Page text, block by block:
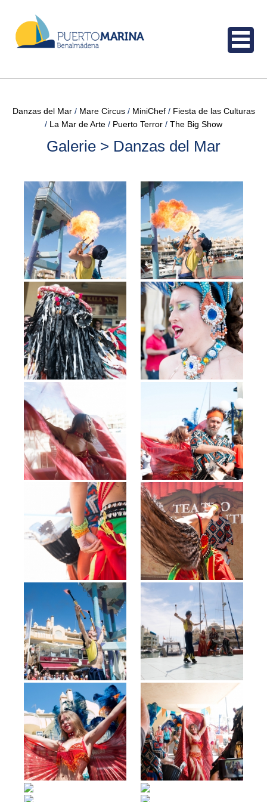
Danzas del Mar Mare Circus MiniChef
Fiesta de las Culturas
La Mar de Arte
Puerto Terror The Big Show
Galerie > Danzas del Mar